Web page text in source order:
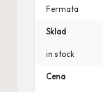
Fermata
Sklad
in stock
Cena